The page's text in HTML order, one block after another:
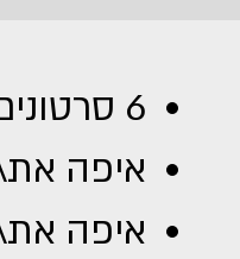
6 סרטונים לצפיה - חינם
איפה
איפה